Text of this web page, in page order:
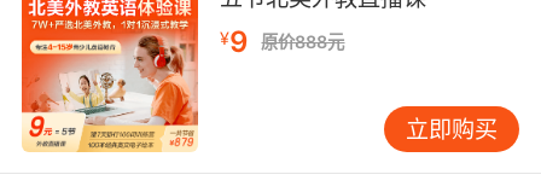
养"的新阶段。VIPKID的实践表明，融合神经语言
学理论与AI技术的混合式教学，能有效弥合中外
发音差距。建议家长在选择课程时，应关注机构
的音素分解能力、外教口音多样性及技术干预深
度。未来研究可探索脑机接口在发音肌肉训练中
的应用，以及跨文化发音审美标准的构建路径。
¥9 原价888元
立即购买